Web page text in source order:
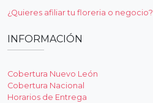
¿Quieres afiliar tu floreria o negocio?
INFORMACIÓN
Cobertura Nuevo León
Cobertura Nacional
Horarios de Entrega